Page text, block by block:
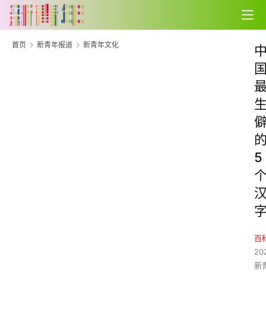
首页 新青年报道 新青年文化
5
百
新